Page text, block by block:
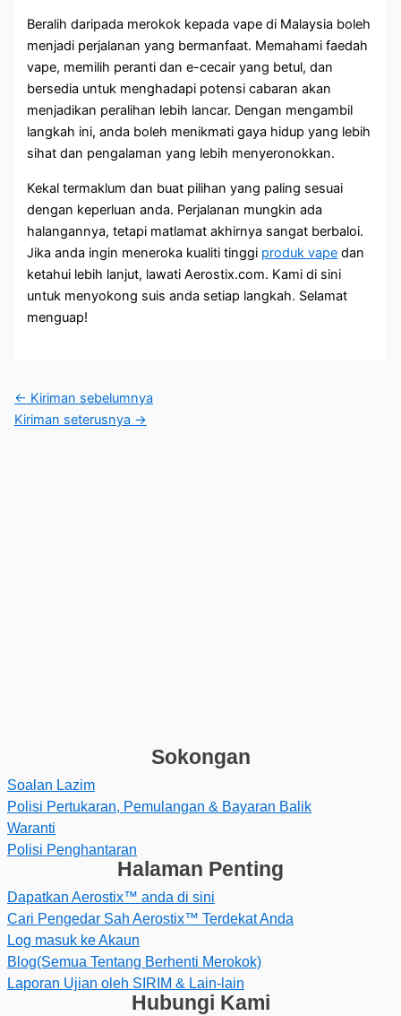
Beralih daripada merokok kepada vape di Malaysia boleh
menjadi perjalanan yang bermanfaat. Memahami faedah
vape, memilih peranti dan e-cecair yang betul, dan
bersedia untuk menghadapi potensi cabaran akan
menjadikan peralihan lebih lancar. Dengan mengambil
langkah ini, anda boleh menikmati gaya hidup yang lebih
sihat dan pengalaman yang lebih menyeronokkan.
Kekal termaklum dan buat pilihan yang paling sesuai
dengan keperluan anda. Perjalanan mungkin ada
halangannya, tetapi matlamat akhirnya sangat berbaloi.
Jika anda ingin meneroka kualiti tinggi produk vape dan
ketahui lebih lanjut, lawati Aerostix.com. Kami di sini
untuk menyokong suis anda setiap langkah. Selamat
menguap!
← Kiriman sebelumnya
Kiriman seterusnya →
Sokongan
Soalan Lazim
Polisi Pertukaran, Pemulangan & Bayaran Balik
Waranti
Polisi Penghantaran
Halaman Penting
Dapatkan Aerostix™ anda di sini
Cari Pengedar Sah Aerostix™ Terdekat Anda
Log masuk ke Akaun
Blog(Semua Tentang Berhenti Merokok)
Laporan Ujian oleh SIRIM & Lain-lain
Hubungi Kami